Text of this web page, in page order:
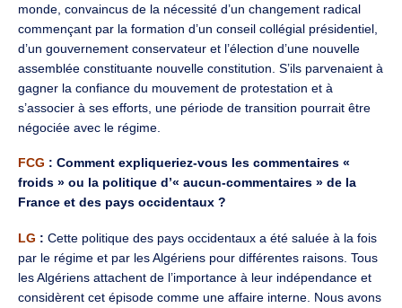
monde, convaincus de la nécessité d’un changement radical
commençant par la formation d’un conseil collégial présidentiel,
d’un gouvernement conservateur et l’élection d’une nouvelle
assemblée constituante nouvelle constitution. S’ils parvenaient à
gagner la confiance du mouvement de protestation et à
s’associer à ses efforts, une période de transition pourrait être
négociée avec le régime.
FCG : Comment expliqueriez-vous les commentaires «
froids » ou la politique d’« aucun-commentaires » de la
France et des pays occidentaux ?
LG : Cette politique des pays occidentaux a été saluée à la fois
par le régime et par les Algériens pour différentes raisons. Tous
les Algériens attachent de l’importance à leur indépendance et
considèrent cet épisode comme une affaire interne. Nous avons